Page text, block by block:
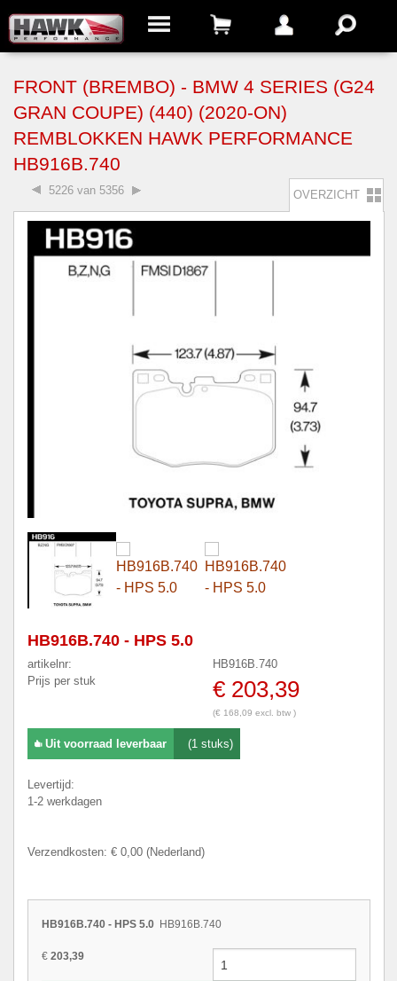
FRONT (BREMBO) - BMW 4 SERIES (G24
GRAN COUPE) (440) (2020-ON)
REMBLOKKEN HAWK PERFORMANCE
HB916B.740
5226 van 5356 OVERZICHT
HB916B.740 - HPS 5.0
artikelnr:
HB916B.740
Prijs per stuk
€ 203,39
(€ 168,09 excl. btw )
Uit voorraad leverbaar (1 stuks)
Levertijd:
1-2 werkdagen
Verzendkosten: € 0,00 (Nederland)
HB916B.740 - HPS 5.0 HB916B.740
€ 203,39